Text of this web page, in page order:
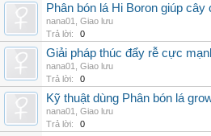
Phân bón lá Hi Boron giúp cây
nana01
Giao lưu
Trả lời:
0
Giải pháp thúc đẩy rễ cực
nana01
Giao lưu
Trả lời:
0
Kỹ thuật dùng Phân bón lá
nana01
Giao lưu
Trả lời:
0